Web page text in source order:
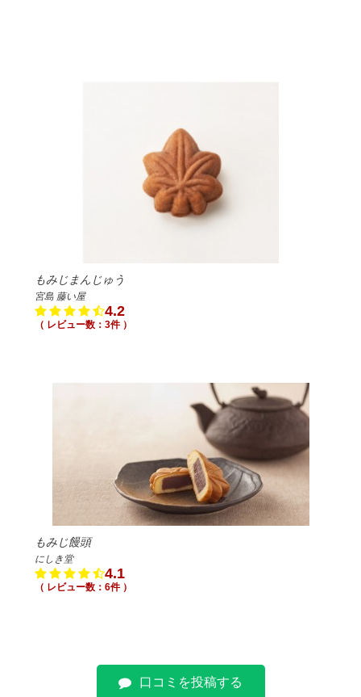
もみじまんじゅう
宮島 藤い屋
4.2
（ レビュー数：3件 ）
もみじ饅頭
にしき堂
4.1
（ レビュー数：6件 ）
口コミを投稿する